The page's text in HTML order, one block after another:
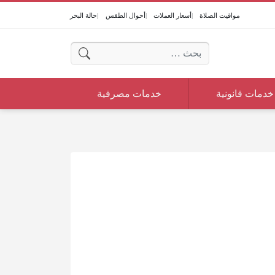
مواقيت الصلاة أسعار العملات أحوال الطقس حالة البحر
البحث عن:
خدمات قانونية خدمات مصرفية